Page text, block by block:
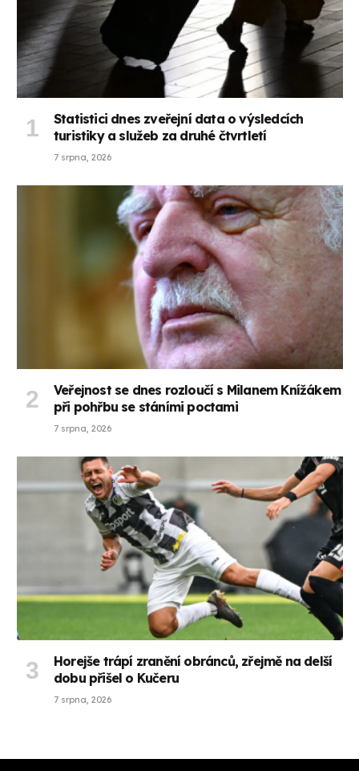
Statistici dnes zveřejní data o výsledcích
turistiky a služeb za druhé čtvrtletí
7 srpna, 2026
Veřejnost se dnes rozloučí s Milanem Knížákem
při pohřbu se stáními poctami
7 srpna, 2026
Horejše trápí zranění obránců, zřejmě na delší
dobu přišel o Kučeru
7 srpna, 2026